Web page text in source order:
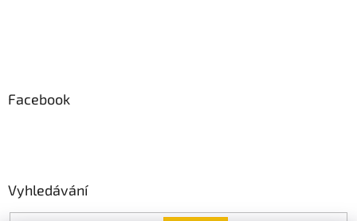
Facebook
Vyhledávání